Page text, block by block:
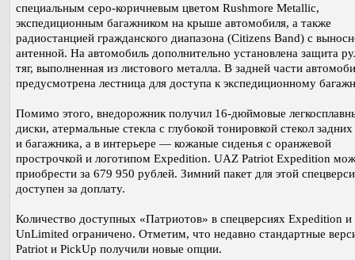
специальным серо-коричневым цветом Rushmore Metallic,
экспедиционным багажником на крыше автомобиля, а также
радиостанцией гражданского диапазона (Citizens Band) с
антенной. На автомобиль дополнительно установлена защита
тяг, выполненная из листового металла. В задней части
предусмотрена лестница для доступа к экспедиционному
Помимо этого, внедорожник получил 16-дюймовые
диски, атермальные стекла с глубокой тонировкой стекол
и багажника, а в интерьере — кожаные сиденья с оранжевой
прострочкой и логотипом Expedition. UAZ Patriot Expedition
приобрести за 679 950 рублей. Зимний пакет для этой
доступен за доплату.
Количество доступных «Патриотов» в спецверсиях Expedition и
UnLimited ограничено. Отметим, что недавно стандартные
Patriot и PickUp получили новые опции.